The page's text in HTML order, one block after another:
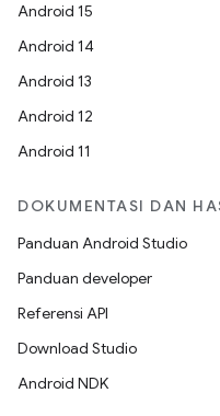
Android 15
Android 14
Android 13
Android 12
Android 11
DOKUMENTASI DAN
Panduan Android Studio
Panduan developer
Referensi API
Download Studio
Android NDK